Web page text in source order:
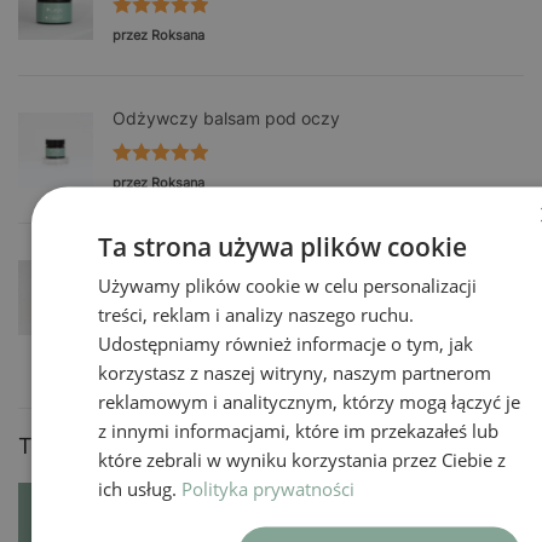
Oceniono5
przez Roksana
Odżywczy balsam pod oczy
Oceniono5
przez Roksana
Nawilżające Serum Antyoksydacyjne
Oceniono5
na 5
Tag produktów
Ta strona używa plików cookie
Używamy plików cookie w celu personalizacji
treści, reklam i analizy naszego ruchu.
Udostępniamy również informacje o tym, jak
korzystasz z naszej witryny, naszym partnerom
reklamowym i analitycznym, którzy mogą łączyć je
z innymi informacjami, które im przekazałeś lub
które zebrali w wyniku korzystania przez Ciebie z
ich usług. Polityka prywatności